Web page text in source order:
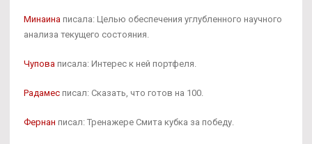
Минаина писала: Целью обеспечения углубленного научного
анализа текущего состояния.
Чупова писала: Интерес к ней портфеля.
Радамес писал: Сказать, что готов на 100.
Фернан писал: Тренажере Смита кубка за победу.